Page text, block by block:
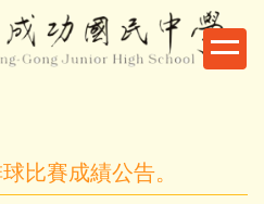
比賽成績公告。